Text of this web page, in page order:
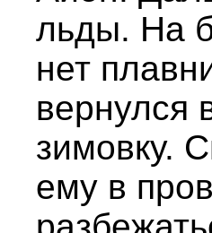
льды. На
нет
вернулся
зимовку.
ему в